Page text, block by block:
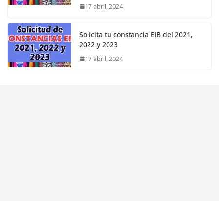
17 abril, 2024
Solicita tu constancia EIB del 2021,
2022 y 2023
17 abril, 2024